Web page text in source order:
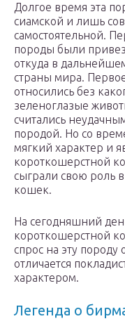
Долгое время эта
сиамской и лишь
самостоятельной.
породы были
откуда в
страны мира.
относились без
зеленоглазые
считались
породой. Но со
мягкий характер и
короткошерстной
сыграли свою роль
кошек.
На сегодняшний
короткошерстной
спрос на эту породу
отличается
характером.
Легенда о